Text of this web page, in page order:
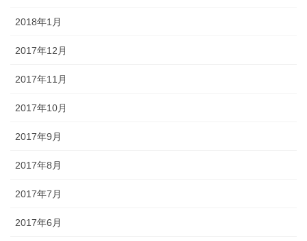
2018年1月
2017年12月
2017年11月
2017年10月
2017年9月
2017年8月
2017年7月
2017年6月